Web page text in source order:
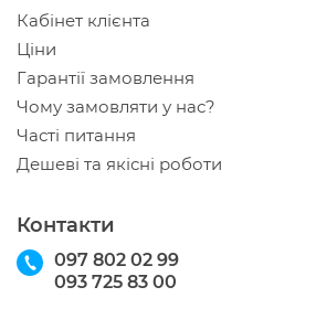
Кабінет клієнта
Ціни
Гарантії замовлення
Чому замовляти у нас?
Часті питання
Дешеві та якісні роботи
Контакти
097 802 02 99
093 725 83 00